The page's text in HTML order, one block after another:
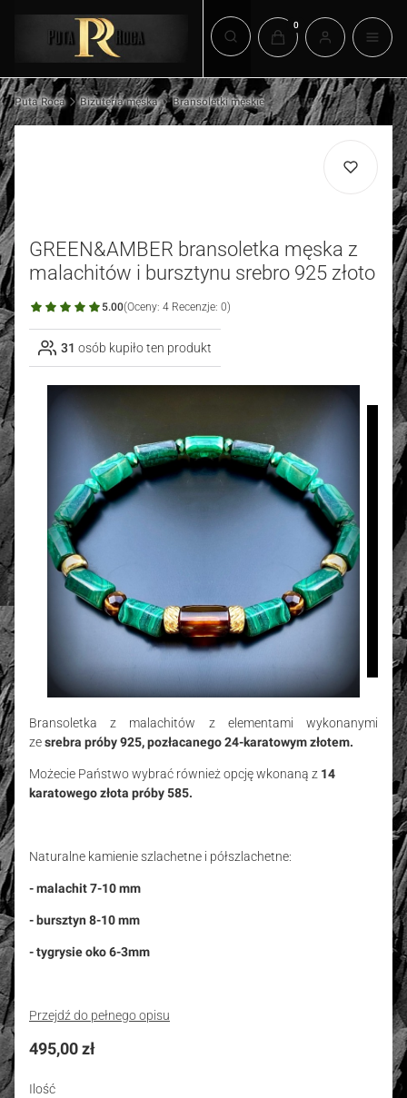
Otwórz wyszukiwarkę
Produkty w koszyku:
Puta Roca Biżuteria męska Bransoletki męskie
GREEN&AMBER bransoletka męska z
malachitów i bursztynu srebro 925 złoto
5.00(Oceny: 4 Recenzje: 0)
31 osób kupiło ten produkt
Bransoletka z malachitów
z elementami wykonanymi
zesrebra próby 925, pozłacanego 24-karatowym złotem.
Możecie Państwo wybrać również opcję wkonaną z 14
karatowego złota próby 585.
Naturalne kamienie szlachetne i półszlachetne:
- malachit 7-10 mm
- bursztyn 8-10 mm
- tygrysie oko 6-3mm
Przejdź do pełnego opisu
Cena
495,00 zł
Ilość